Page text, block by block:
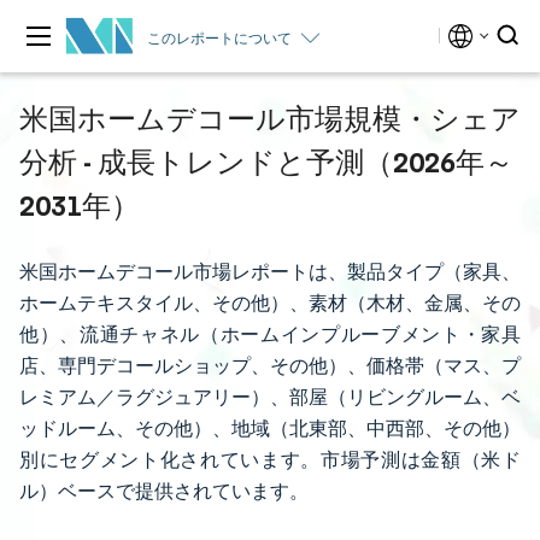
このレポートについて
米国ホームデコール市場規模・シェア
分析 - 成長トレンドと予測（2026年～
2031年）
米国ホームデコール市場レポートは、製品タイプ（家具、
ホームテキスタイル、その他）、素材（木材、金属、その
他）、流通チャネル（ホームインプルーブメント・家具
店、専門デコールショップ、その他）、価格帯（マス、プ
レミアム／ラグジュアリー）、部屋（リビングルーム、ベ
ッドルーム、その他）、地域（北東部、中西部、その他）
別にセグメント化されています。市場予測は金額（米ド
ル）ベースで提供されています。